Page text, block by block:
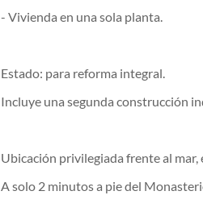
- Vivienda en una sola planta.
Estado: para reforma integral.
Incluye una segunda construcción
Ubicación privilegiada frente al
A solo 2 minutos a pie del